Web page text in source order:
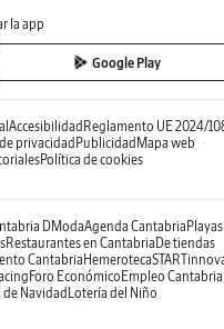
la app
Google Play
Accesibilidad Reglamento UE 2024/
privacidad Publicidad Mapa web
Política de cookies
DModaAgenda Cantabria Playas
Restaurantes en Cantabria De tiendas
CantabriaHemeroteca
Foro Económico Empleo Cantabria
de Navidad Lotería del Niño